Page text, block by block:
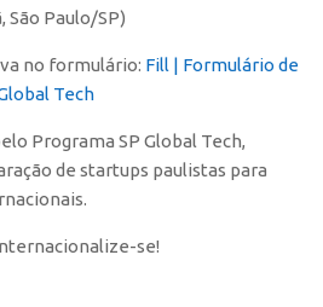
São Paulo/SP)
no formulário: Fill | Formulário de
Tech
Programa SP Global Tech,
de startups paulistas para
se!